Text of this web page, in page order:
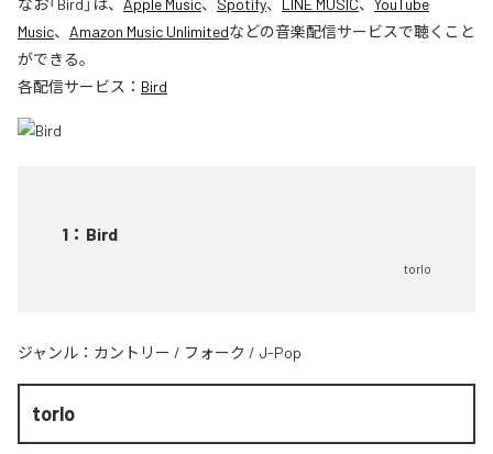
なお「 Bird 」は、 Apple Music、 Spotify、 LINE MUSIC、 YouTube
Music、 Amazon Music Unlimitedなどの音楽配信サービスで聴くこと
ができる。
各配信サービス： Bird
1 ： Bird
torlo
ジャンル： カントリー / フォーク / J-Pop
torlo